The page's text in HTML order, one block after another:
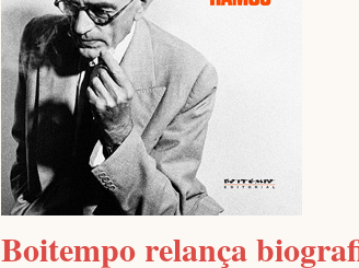
Boitempo relança